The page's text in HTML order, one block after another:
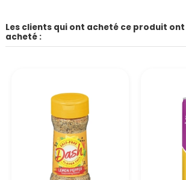
Les clients qui ont acheté ce produit
acheté :